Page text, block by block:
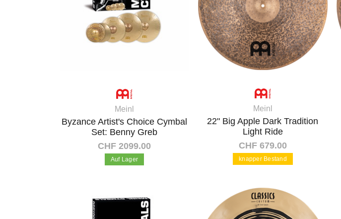
Meinl
Byzance Artist's Choice Cymbal
Set: Benny Greb
CHF 2099.00
Auf Lager
Meinl
22" Big Apple Dark Tradition
Light Ride
CHF 679.00
knapper Bestand
In den Warenkorb